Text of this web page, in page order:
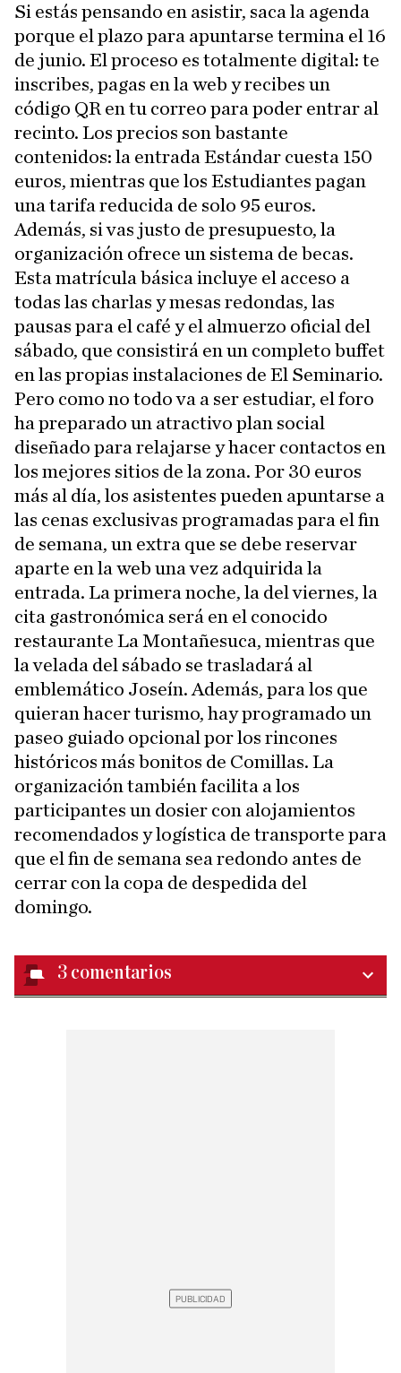
Si estás pensando en asistir, saca la agenda
porque el plazo para apuntarse termina el 16
de junio. El proceso es totalmente digital: te
inscribes, pagas en la web y recibes un
código QR en tu correo para poder entrar al
recinto. Los precios son bastante
contenidos: la entrada Estándar cuesta 150
euros, mientras que los Estudiantes pagan
una tarifa reducida de solo 95 euros.
Además, si vas justo de presupuesto, la
organización ofrece un sistema de becas.
Esta matrícula básica incluye el acceso a
todas las charlas y mesas redondas, las
pausas para el café y el almuerzo oficial del
sábado, que consistirá en un completo buffet
en las propias instalaciones de El Seminario.
Pero como no todo va a ser estudiar, el foro
ha preparado un atractivo plan social
diseñado para relajarse y hacer contactos en
los mejores sitios de la zona. Por 30 euros
más al día, los asistentes pueden apuntarse a
las cenas exclusivas programadas para el fin
de semana, un extra que se debe reservar
aparte en la web una vez adquirida la
entrada. La primera noche, la del viernes, la
cita gastronómica será en el conocido
restaurante La Montañesuca, mientras que
la velada del sábado se trasladará al
emblemático Joseín. Además, para los que
quieran hacer turismo, hay programado un
paseo guiado opcional por los rincones
históricos más bonitos de Comillas. La
organización también facilita a los
participantes un dosier con alojamientos
recomendados y logística de transporte para
que el fin de semana sea redondo antes de
cerrar con la copa de despedida del
domingo.
3 comentarios